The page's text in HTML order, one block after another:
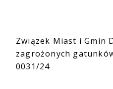
Związek Miast i Gmin
zagrożonych
0031/24